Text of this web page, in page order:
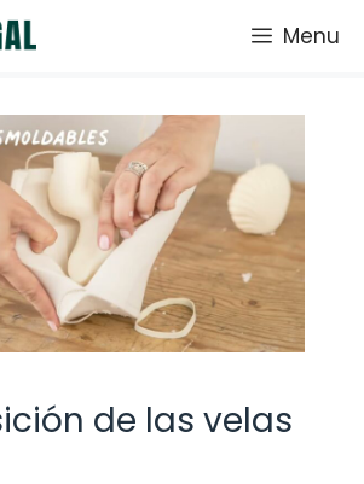
Menu
de las velas